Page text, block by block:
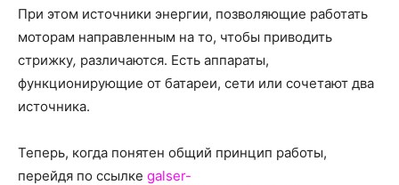
При этом источники энергии, позволяющие работать
моторам направленным на то, чтобы приводить
стрижку, различаются. Есть аппараты,
функционирующие от батареи, сети или сочетают два
источника.
Теперь, когда понятен общий принцип работы,
перейдя по ссылке galser-